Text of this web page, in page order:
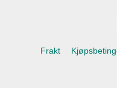
Frakt